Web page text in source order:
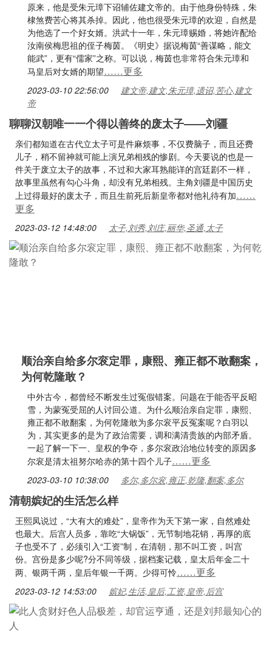
原来，他是受朱元璋下诏辅佐建文帝的。由于他身份特殊，朱
棣煞费苦心将其杀掉。因此，他也很受朱元璋的欢迎，自然是
为他选了一个好女婿。洪武十一年，朱元璋赐婚，将她许配给
汝南侯梅思祖的侄子梅茵。《明史》据说梅茵“善谋略，能文
能武”，更有“儒家”之称。可以说，梅茵也非常符合朱元璋和
马皇后对女婿的期望……更多
2023-03-10 22:56:00
建文帝,建文,朱元璋,遗诏,苦心,建文
帝
聊聊汉朝唯一一个得以善终的废太子——刘疆
亲们都知道在古代立太子可是件麻烦事，不仅费脑子，而且还费
儿子，稍不留神就可能上演兄弟相残的惨剧。今天要说的也是一
件关于废立太子的故事，不过和大家耳熟能详的宫廷剧不一样，
故事里虽然有勾心斗角，却没有兄弟相残。主角刘疆是中国历史
上过得最好的废太子，而且生前死后新皇帝都对他礼待有加……
更多
2023-03-12 14:48:00 太子,刘秀,刘庄,丽华,圣通,太子
顺治亲自给多尔衮定罪，康熙、雍正都不敢翻案，
为何乾隆敢？
中外古今，都曾经不断发生过冤假错案。问题在于能否平反昭
雪，为蒙冤受屈的人讨回公道。为什么顺治亲自定罪，康熙、
雍正都不敢翻案，为何乾隆敢为多尔衮平反冤案呢？白羽以
为，其实更多的是为了政治需要，调和满清贵族的内部矛盾。
一起了解一下一、皇权的争夺，多尔衮政治地位转变的原因多
尔衮是清太祖努尔哈赤的第十四个儿子……更多
2023-03-10 10:38:00 多尔,多尔衮,雍正,乾隆,翻案,多尔
清朝嫔妃的生活怎么样
王熙凤说过，“大有大的难处”，皇帝作为天下第一家，自然难处
也最大。后宫人员多，靠吃“大锅饭”，无节制地花销，再厚的底
子也受不了，必须引入“工资”制，在清朝，那不叫工资，叫宫
份。宫份是多少呢?分不同等级，据档案记载，皇太后年金二十
两、银两千两，皇后年银一千两。少得可怜……更多
2023-03-12 14:53:00 嫔妃,生活,皇后,工资,皇帝,后宫